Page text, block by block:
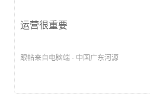
运营很重要
跟帖来自电脑端 · 中国广东河源